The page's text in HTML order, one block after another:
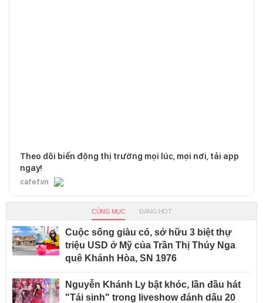
Theo dõi biến động thị trường mọi lúc, mọi nơi, tải app
ngay!
cafef.vn
CÙNG MỤC ĐANG HOT
Cuộc sống giàu có, sở hữu 3 biệt thự
triệu USD ở Mỹ của Trần Thị Thúy Nga
quê Khánh Hòa, SN 1976
Nguyễn Khánh Ly bật khóc, lần đầu hát
"Tái sinh" trong liveshow đánh dấu 20